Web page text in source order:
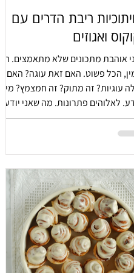
ריבת הדרים עם
ואגוזים
אוהבת מתכונים שלא מתאמצים. הכל
הכל פשוט. האם זאת עוגה? האם
עוגיות? זה מתוק? זה חמצמץ? מי
לאלוהים פתרונות. מה שאני יודעת
עובד וזה טעים.